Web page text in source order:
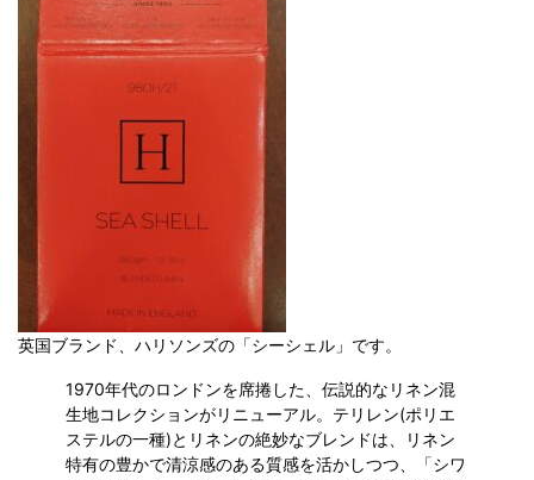
英国ブランド、ハリソンズの「シーシェル」です。
1970年代のロンドンを席捲した、伝説的なリネン混
生地コレクションがリニューアル。テリレン(ポリエ
ステルの一種)とリネンの絶妙なブレンドは、リネン
特有の豊かで清涼感のある質感を活かしつつ、「シワ